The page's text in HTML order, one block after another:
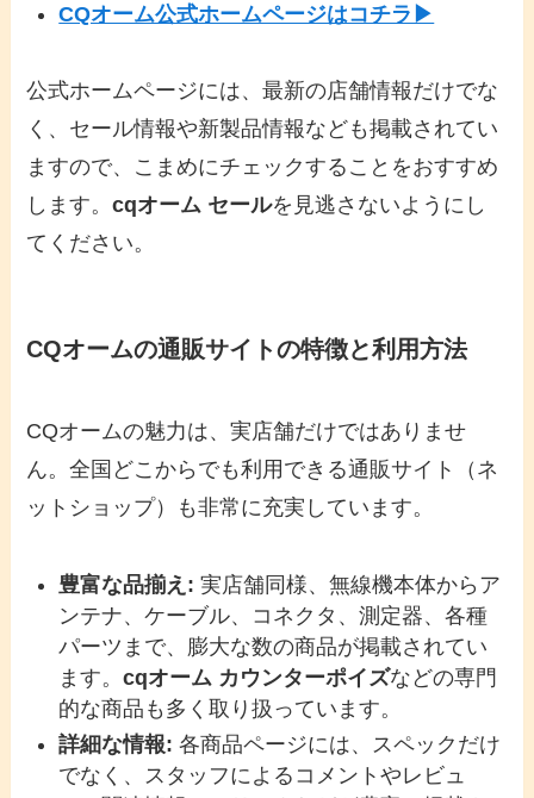
CQオーム公式ホームページはコチラ▶
公式ホームページには、最新の店舗情報だけでな
く、セール情報や新製品情報なども掲載されてい
ますので、こまめにチェックすることをおすすめ
します。cqオーム セールを見逃さないようにし
てください。
CQオームの通販サイトの特徴と利用方法
CQオームの魅力は、実店舗だけではありませ
ん。全国どこからでも利用できる通販サイト（ネ
ットショップ）も非常に充実しています。
豊富な品揃え: 実店舗同様、無線機本体からア
ンテナ、ケーブル、コネクタ、測定器、各種
パーツまで、膨大な数の商品が掲載されてい
ます。cqオーム カウンターポイズなどの専門
的な商品も多く取り扱っています。
詳細な情報: 各商品ページには、スペックだけ
でなく、スタッフによるコメントやレビュ